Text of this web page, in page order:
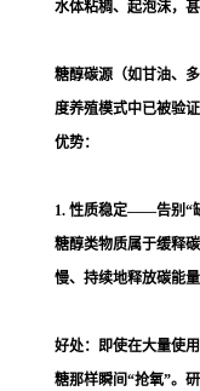
水体粘稠、起泡沫，
糖醇碳源（如甘油、
度养殖模式中已被验
优势：
1. 性质稳定——告别“
糖醇类物质属于缓释
慢、持续地释放碳能量
好处：即使在大量使
糖那样瞬间“抢氧”。